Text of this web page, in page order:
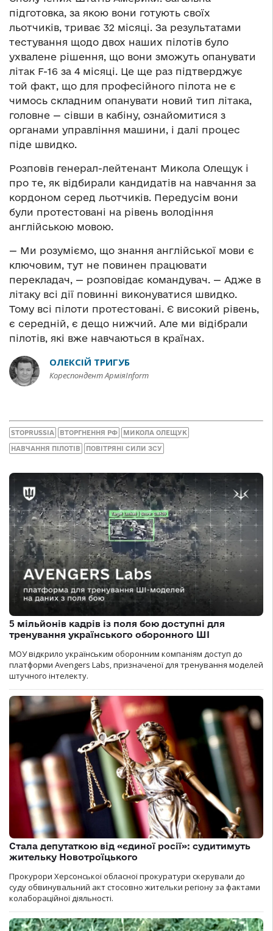
підготовка, за якою вони готують своїх
льотчиків, триває 32 місяці. За результатами
тестування щодо двох наших пілотів було
ухвалене рішення, що вони зможуть опанувати
літак F-16 за 4 місяці. Це ще раз підтверджує
той факт, що для професійного пілота не є
чимось складним опанувати новий тип літака,
головне — сівши в кабіну, ознайомитися з
органами управління машини, і далі процес
піде швидко.
Розповів генерал-лейтенант Микола Олещук і
про те, як відбирали кандидатів на навчання за
кордоном серед льотчиків. Передусім вони
були протестовані на рівень володіння
англійською мовою.
— Ми розуміємо, що знання англійської мови є
ключовим, тут не повинен працювати
перекладач, — розповідає командувач. — Адже в
літаку всі дії повинні виконуватися швидко.
Тому всі пілоти протестовані. Є високий рівень,
є середній, є дещо нижчий. Але ми відібрали
пілотів, які вже навчаються в країнах.
ОЛЕКСІЙ ТРИГУБ
Кореспондент АрміяInform
STOPRUSSIA ВТОРГНЕННЯ РФ МИКОЛА ОЛЕЩУК
НАВЧАННЯ ПІЛОТІВ ПОВІТРЯНІ СИЛИ ЗСУ
5 мільйонів кадрів із поля бою доступні для
тренування українського оборонного ШІ
МОУ відкрило українським оборонним компаніям доступ до
платформи Avengers Labs, призначеної для тренування моделей
штучного інтелекту.
Стала депутаткою від «єдиної росії»: судитимуть
жительку Новотроїцького
Прокурори Херсонської обласної прокуратури скерували до
суду обвинувальний акт стосовно жительки регіону за фактами
колабораційної діяльності.